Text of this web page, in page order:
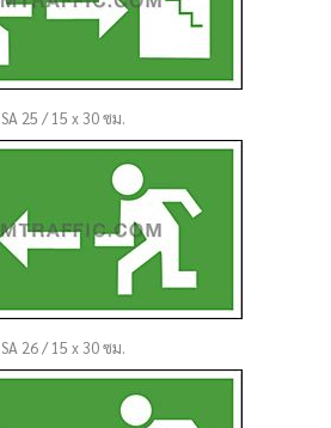
SA 25 / 15 x 30 ซม.
SA 26 / 15 x 30 ซม.